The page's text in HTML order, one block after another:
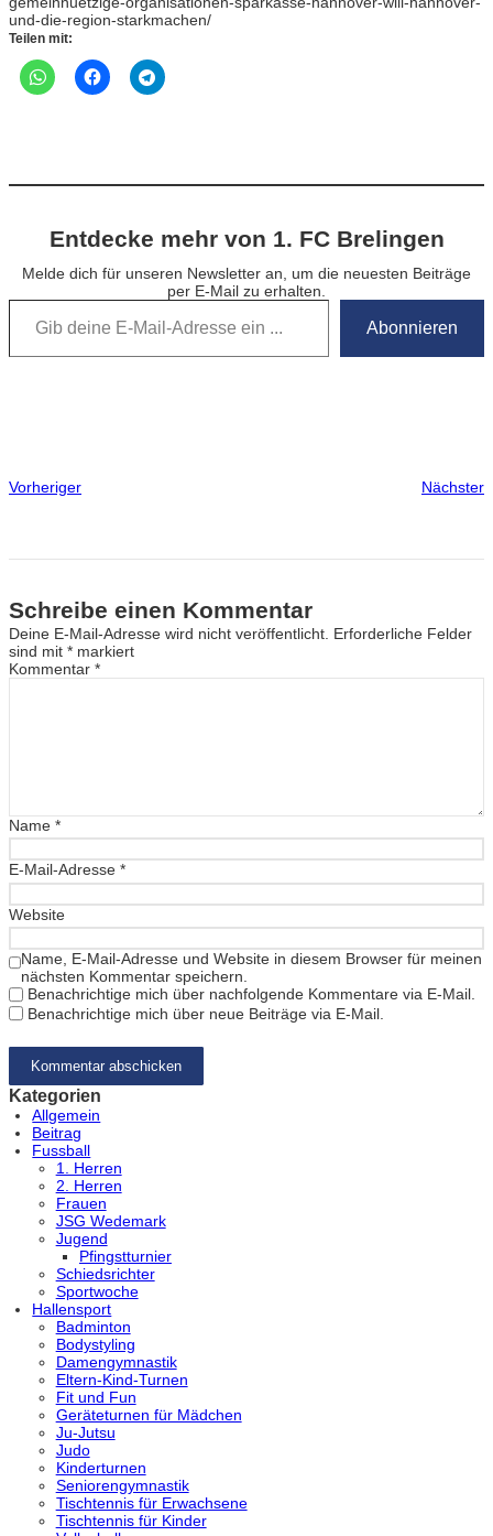
und-die-region-starkmachen/
Teilen mit:
Entdecke mehr von 1. FC Brelingen
Melde dich für unseren Newsletter an, um die neuesten Beiträge
per E-Mail zu erhalten.
Gib deine E-Mail-Adresse ein …
Abonnieren
Vorheriger Nächster
Schreibe einen Kommentar
Deine E-Mail-Adresse wird nicht veröffentlicht. Erforderliche Felder
sind mit * markiert
Kommentar *
Name *
E-Mail-Adresse *
Website
Name, E-Mail-Adresse und Website in diesem Browser für meinen
nächsten Kommentar speichern.
Benachrichtige mich über nachfolgende Kommentare via E-Mail.
Benachrichtige mich über neue Beiträge via E-Mail.
Kategorien
Allgemein
Beitrag
Fussball
1. Herren
2. Herren
Frauen
JSG Wedemark
Jugend
Pfingstturnier
Schiedsrichter
Sportwoche
Hallensport
Badminton
Bodystyling
Damengymnastik
Eltern-Kind-Turnen
Fit und Fun
Geräteturnen für Mädchen
Ju-Jutsu
Judo
Kinderturnen
Seniorengymnastik
Tischtennis für Erwachsene
Tischtennis für Kinder